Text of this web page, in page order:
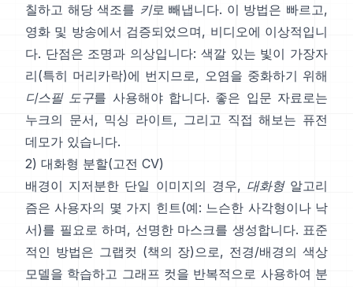
칠하고 해당 색조를 키로 빼냅니다. 이 방법은 빠르고,
영화 및 방송에서 검증되었으며, 비디오에 이상적입니
다. 단점은 조명과 의상입니다: 색깔 있는 빛이 가장자
리(특히 머리카락)에 번지므로, 오염을 중화하기 위해
디스필 도구를 사용해야 합니다. 좋은 입문 자료로는
누크의 문서, 믹싱 라이트, 그리고 직접 해보는 퓨전
데모가 있습니다.
2) 대화형 분할(고전 CV)
배경이 지저분한 단일 이미지의 경우, 대화형알고리
즘은 사용자의 몇 가지 힌트(예: 느슨한 사각형이나 낙
서)를 필요로 하며, 선명한 마스크를 생성합니다. 표준
적인 방법은 그랩컷 (책의 장)으로, 전경/배경의 색상
모델을 학습하고 그래프 컷을 반복적으로 사용하여 분